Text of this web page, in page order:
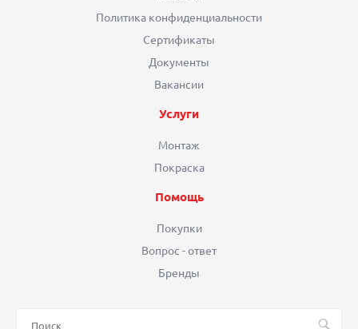
Политика конфиденциальности
Сертификаты
Документы
Вакансии
Услуги
Монтаж
Покраска
Помощь
Покупки
Вопрос - ответ
Бренды